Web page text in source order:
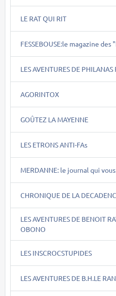
LE RAT QUI RIT
FESSEBOUSE:le magazine des
LES AVENTURES DE PHILANAS
AGORINTOX
GOÛTEZ LA MAYENNE
LES ETRONS ANTI-FAs
MERDANNE: le journal qui
CHRONIQUE DE LA
LES AVENTURES DE BENOIT
OBONO
LES INSCROCSTUPIDES
LES AVENTURES DE B.H.LE